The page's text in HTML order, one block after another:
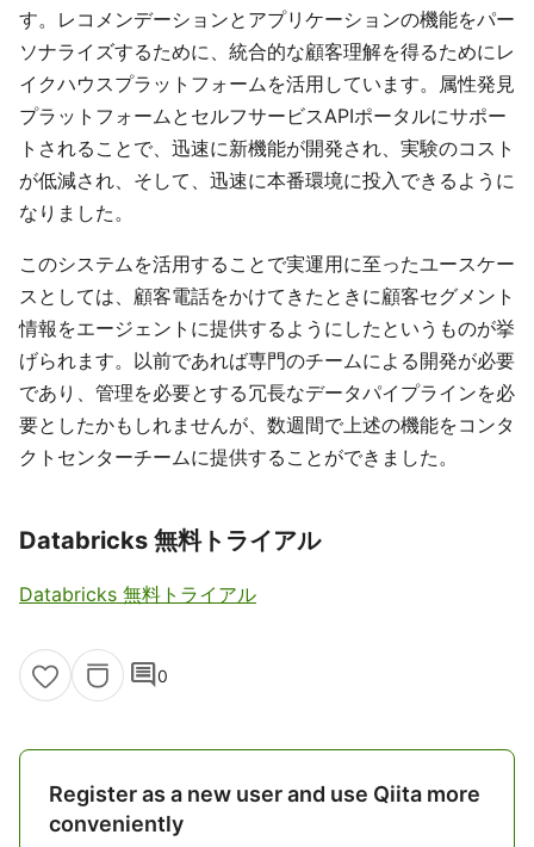
す。レコメンデーションとアプリケーションの機能をパー
ソナライズするために、統合的な顧客理解を得るためにレ
イクハウスプラットフォームを活用しています。属性発見
プラットフォームとセルフサービスAPIポータルにサポー
トされることで、迅速に新機能が開発され、実験のコスト
が低減され、そして、迅速に本番環境に投入できるように
なりました。
このシステムを活用することで実運用に至ったユースケー
スとしては、顧客電話をかけてきたときに顧客セグメント
情報をエージェントに提供するようにしたというものが挙
げられます。以前であれば専門のチームによる開発が必要
であり、管理を必要とする冗長なデータパイプラインを必
要としたかもしれませんが、数週間で上述の機能をコンタ
クトセンターチームに提供することができました。
Databricks 無料トライアル
Databricks 無料トライアル
comment0
Register as a new user and use Qiita more
conveniently